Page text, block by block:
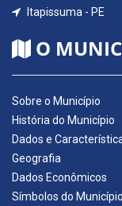
Itapissuma - PE
O
Sobre o Município
História do Município
Dados e
Geografia
Dados Econômicos
Símbolos do Município